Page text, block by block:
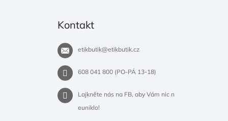
Kontakt
etikbutik@etikbutik.cz
608 041 800 (PO-PÁ 13-18)
Lajkněte nás na FB, aby Vám nic n
euniklo!